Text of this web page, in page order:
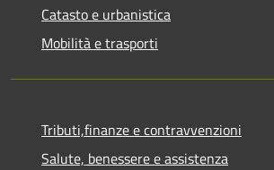
Catasto e urbanistica
Mobilità e trasporti
Tributi,finanze e contravvenzioni
Salute, benessere e assistenza